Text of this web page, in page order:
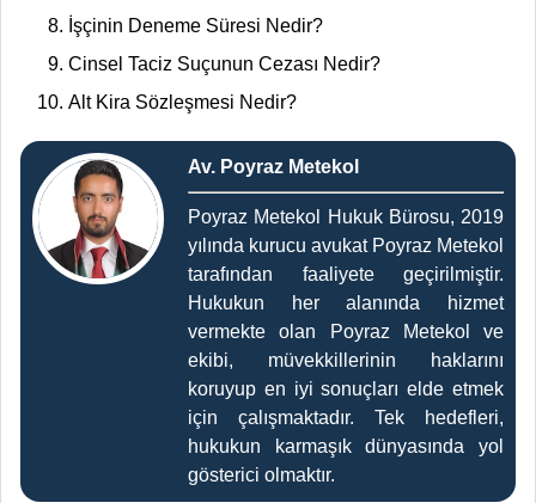
İşçinin Deneme Süresi Nedir?
Cinsel Taciz Suçunun Cezası Nedir?
Alt Kira Sözleşmesi Nedir?
Av. Poyraz Metekol
Poyraz Metekol Hukuk Bürosu, 2019
yılında kurucu avukat Poyraz Metekol
tarafından faaliyete geçirilmiştir.
Hukukun her alanında hizmet
vermekte olan Poyraz Metekol ve
ekibi, müvekkillerinin haklarını
koruyup en iyi sonuçları elde etmek
için çalışmaktadır. Tek hedefleri,
hukukun karmaşık dünyasında yol
gösterici olmaktır.